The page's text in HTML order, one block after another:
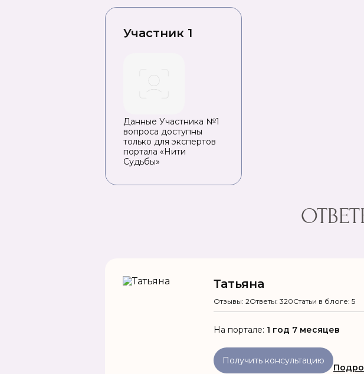
Участник 1
Данные Участника №1
вопроса доступны
только для экспертов
портала «Нити
Судьбы»
Татьяна
Отзывы: 2Ответы: 320Статьи в блоге: 5
На портале: 1 год 7 месяцев
Получить консультацию